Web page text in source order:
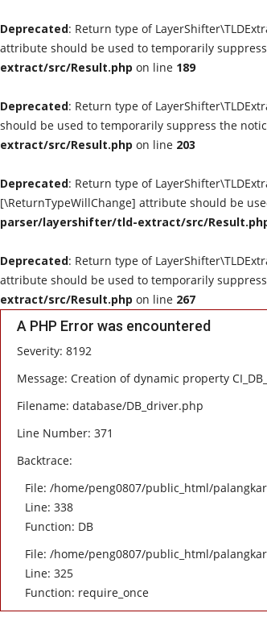
Deprecated: Return type of
attribute should be used to temporarily
extract/src/Result.php on line 189
Deprecated: Return type of
should be used to temporarily suppress the
extract/src/Result.php on line 203
Deprecated: Return type of
[\ReturnTypeWillChange] attribute should be
parser/layershifter/tld-extract/src/
Deprecated: Return type of
attribute should be used to temporarily
extract/src/Result.php on line 267
A PHP Error was encountered
Severity: 8192
Message: Creation of dynamic property
Filename: database/DB_driver.php
Line Number: 371
Backtrace:
File: /home/peng0807/public_html/
Line: 338
Function: DB
File: /home/peng0807/public_html/
Line: 325
Function: require_once